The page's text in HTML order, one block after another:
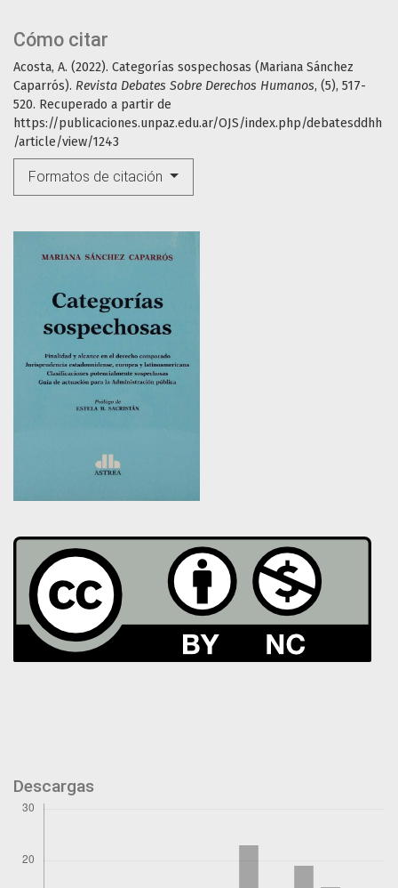
Cómo citar
Acosta, A. (2022). Categorías sospechosas (Mariana Sánchez
Caparrós). Revista Debates Sobre Derechos Humanos, (5), 517-
520. Recuperado a partir de
https://publicaciones.unpaz.edu.ar/OJS/index.php/debatesddhh
/article/view/1243
Formatos de citación
Descargas